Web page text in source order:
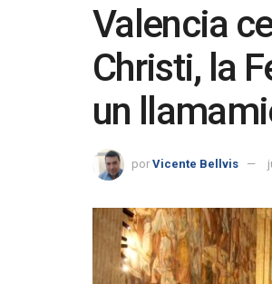
Valencia
Christi, la
un
por Vicente Bellvis